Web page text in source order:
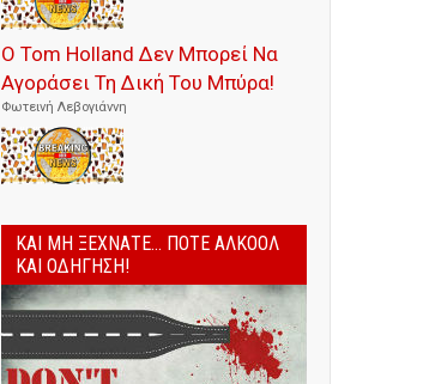
Ο Tom Holland Δεν Μπορεί Να
Αγοράσει Τη Δική Του Μπύρα!
Φωτεινή Λεβογιάννη
ΚΑΙ ΜΗ ΞΕΧΝΆΤΕ... ΠΟΤΈ ΑΛΚΟΌΛ
ΚΑΙ ΟΔΉΓΗΣΗ!